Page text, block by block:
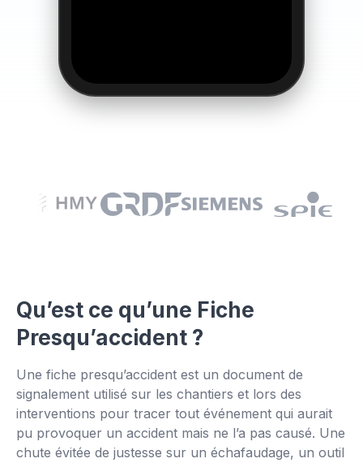
👆
Qu’est ce qu’une Fiche
Presqu’accident ?
Une fiche presqu’accident est un document de
signalement utilisé sur les chantiers et lors des
interventions pour tracer tout événement qui aurait
pu provoquer un accident mais ne l’a pas causé. Une
chute évitée de justesse sur un échafaudage, un outil